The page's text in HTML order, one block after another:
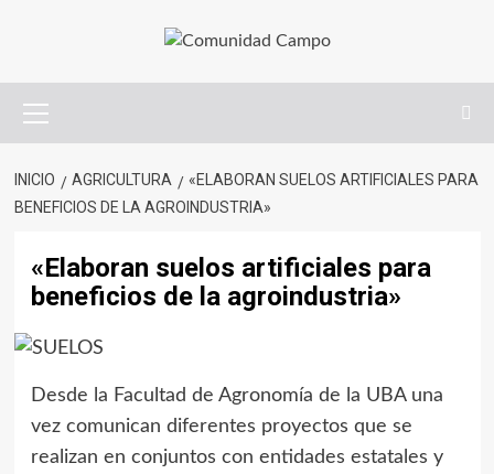
INICIO AGRICULTURA
«ELABORAN SUELOS ARTIFICIALES PARA
BENEFICIOS DE LA AGROINDUSTRIA»
«Elaboran suelos artificiales para
beneficios de la agroindustria»
Desde la Facultad de Agronomía de la UBA una
vez comunican diferentes proyectos que se
realizan en conjuntos con entidades estatales y